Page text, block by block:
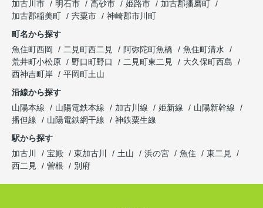
加古川市
明石市 高砂市 姫路市
加古郡播磨町
加古郡稲美町
宍粟市
神崎郡市川町
町名から探す
魚住町西岡
二見町西二見 阿弥陀町魚橋
魚住町清水
荒井町小松原
野口町野口 二見町東二見
大久保町西島
西神吉町岸
平岡町土山
沿線から探す
山陽本線
山陽電鉄本線 加古川線 姫新線
山陽新幹線
播但線
山陽電鉄網干線
神鉄粟生線
駅から探す
加古川
宝殿 東加古川 土山 浜の宮 魚住
東二見
西二見
曽根 別府